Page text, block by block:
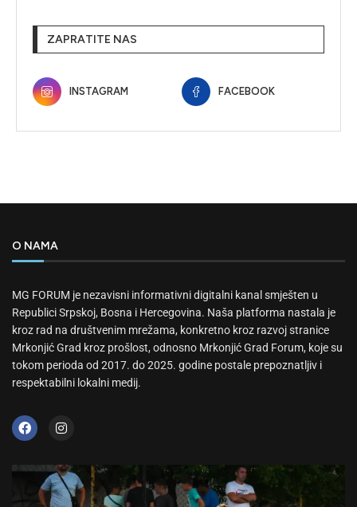
ZAPRATITE NAS
INSTAGRAM FACEBOOK
O NAMA
MG FORUM je nezavisni informativni digitalni kanal smješten u
Republici Srpskoj, Bosna i Hercegovina. Naša platforma nastala je
kroz rad na društvenim mrežama, konkretno kroz razvoj stranice
Mrkonjić Grad kroz prošlost, odnosno Mrkonjić Grad Forum, koje su
tokom perioda od 2017. do 2025. godine postale prepoznatljiv i
respektabilni lokalni medij.